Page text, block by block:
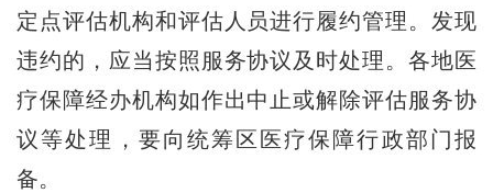
定点评估机构和评估人员进行履约管理。发现
违约的，应当按照服务协议及时处理。各地医
疗保障经办机构如作出中止或解除评估服务协
议等处理，要向统筹区医疗保障行政部门报
备。